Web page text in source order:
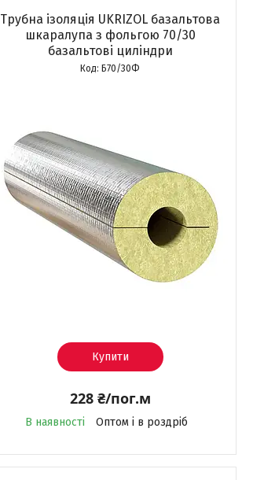
Трубна ізоляція UKRIZOL базальтова
шкаралупа з фольгою 70/30
базальтові циліндри
Б70/30Ф
Купити
228 ₴/пог.м
В наявності Оптом і в роздріб